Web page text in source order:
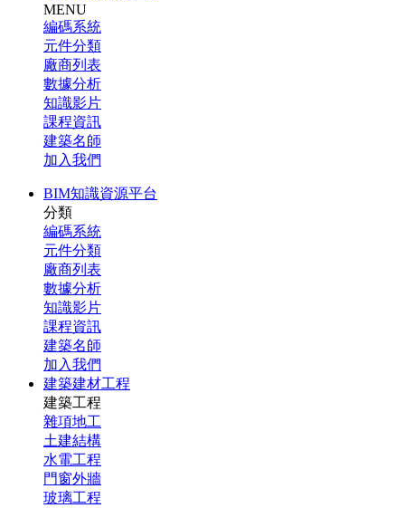
MENU
編碼系統
元件分類
廠商列表
數據分析
知識影片
課程資訊
建築名師
加入我們
BIM知識資源平台
分類
編碼系統
元件分類
廠商列表
數據分析
知識影片
課程資訊
建築名師
加入我們
建築建材工程
建築工程
雜項地工
土建結構
水電工程
門窗外牆
玻璃工程